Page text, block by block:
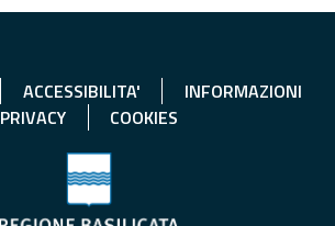
ACCESSIBILITA'
INFORMAZIONI
PRIVACY
COOKIES